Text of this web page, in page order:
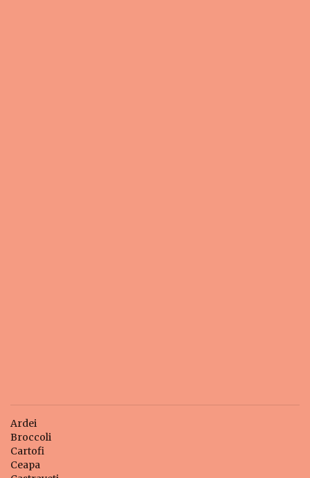
Ardei
Broccoli
Cartofi
Ceapa